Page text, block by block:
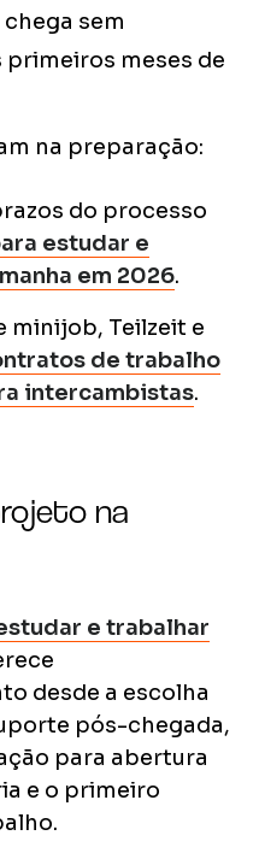
sem
meses de
na preparação:
do processo
estudar e
em 2026.
minijob, Teilzeit e
de trabalho
intercambistas.
na
e trabalhar
desde a escolha
pós-chegada,
para abertura
e o primeiro